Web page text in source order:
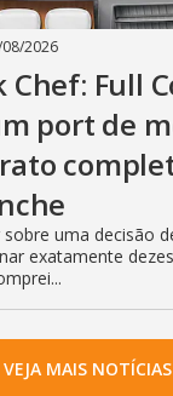
2026
Chef: Full
port de
uma decisão
exatamente
VEJA MAIS NOTÍCIAS